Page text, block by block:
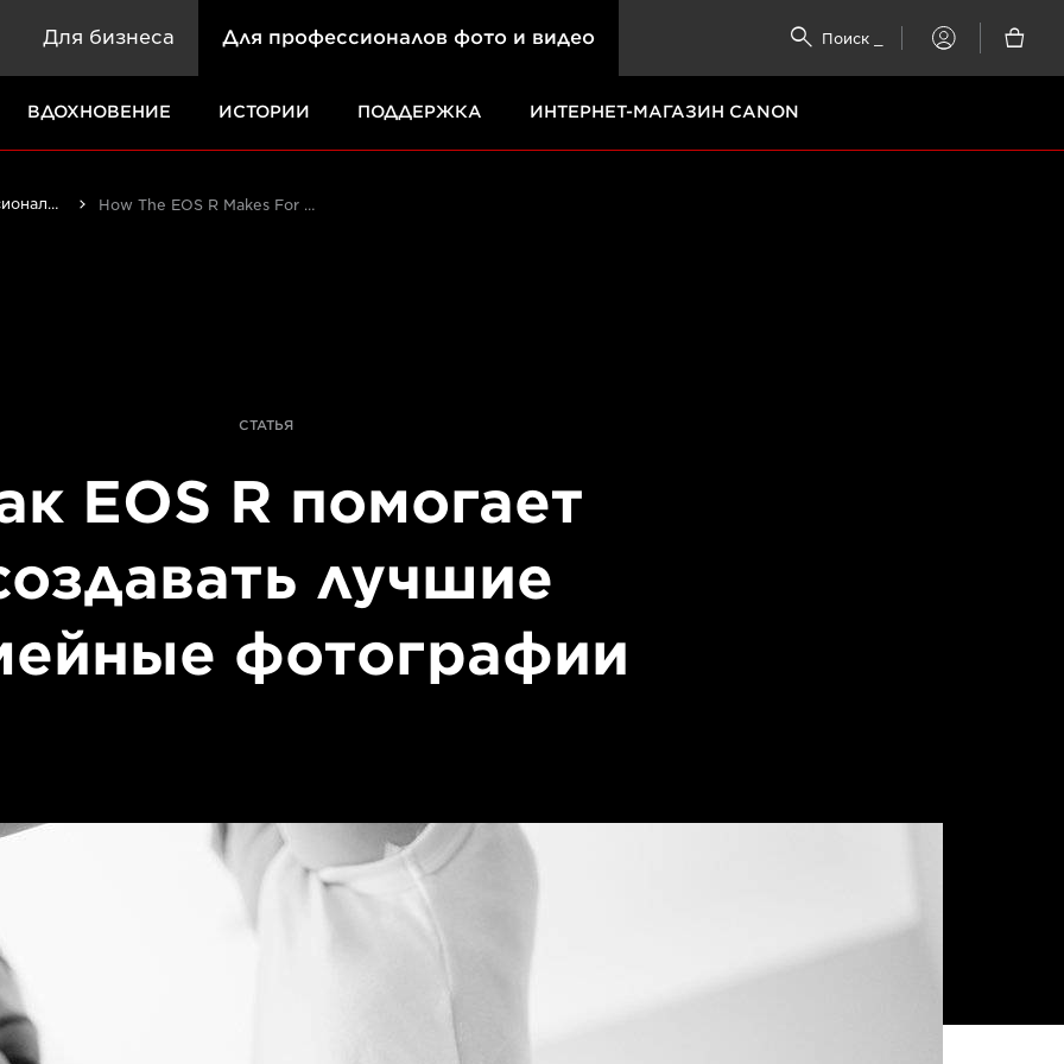
Для бизнеса Для профессионалов фото и видео  Поиск
My

ВДОХНОВЕНИЕ ИСТОРИИ ПОДДЕРЖКА ИНТЕРНЕТ-МАГАЗИН CANON
Истории от профессионалов: вдохновляющие идеи для печати, а также фото- и видеосъемки How The EOS R Makes For Better Family Photography
СТАТЬЯ
EOS R помогает
лучшие
фотографии